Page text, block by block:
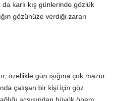
karlı kış günlerinde gözlük
gözünüze verdiği zararı
özellikle gün ışığına çok mazur
çalışan bir kişi için göz